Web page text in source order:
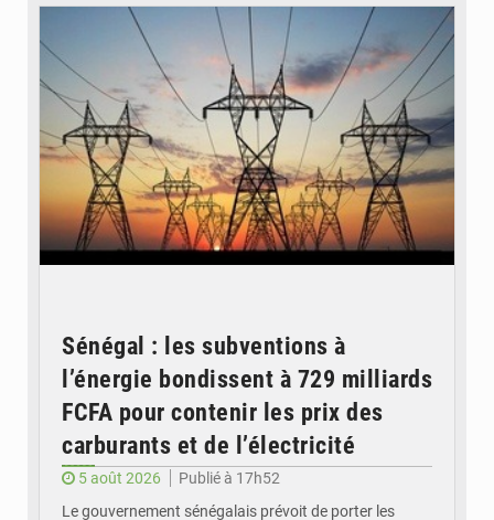
Sénégal : les subventions à
l’énergie bondissent à 729 milliards
FCFA pour contenir les prix des
carburants et de l’électricité
5 août 2026
Publié à 17h52
Le gouvernement sénégalais prévoit de porter les